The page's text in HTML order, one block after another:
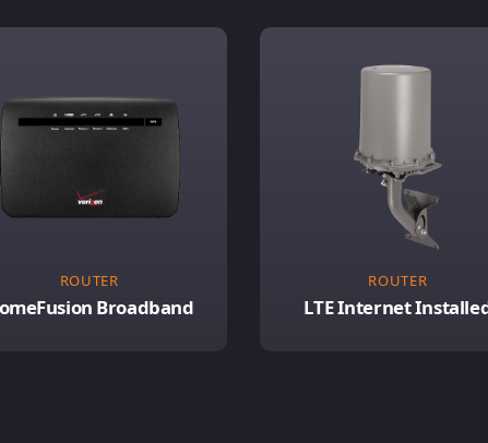
ROUTER
Broadband
ROUTER
LTE Internet